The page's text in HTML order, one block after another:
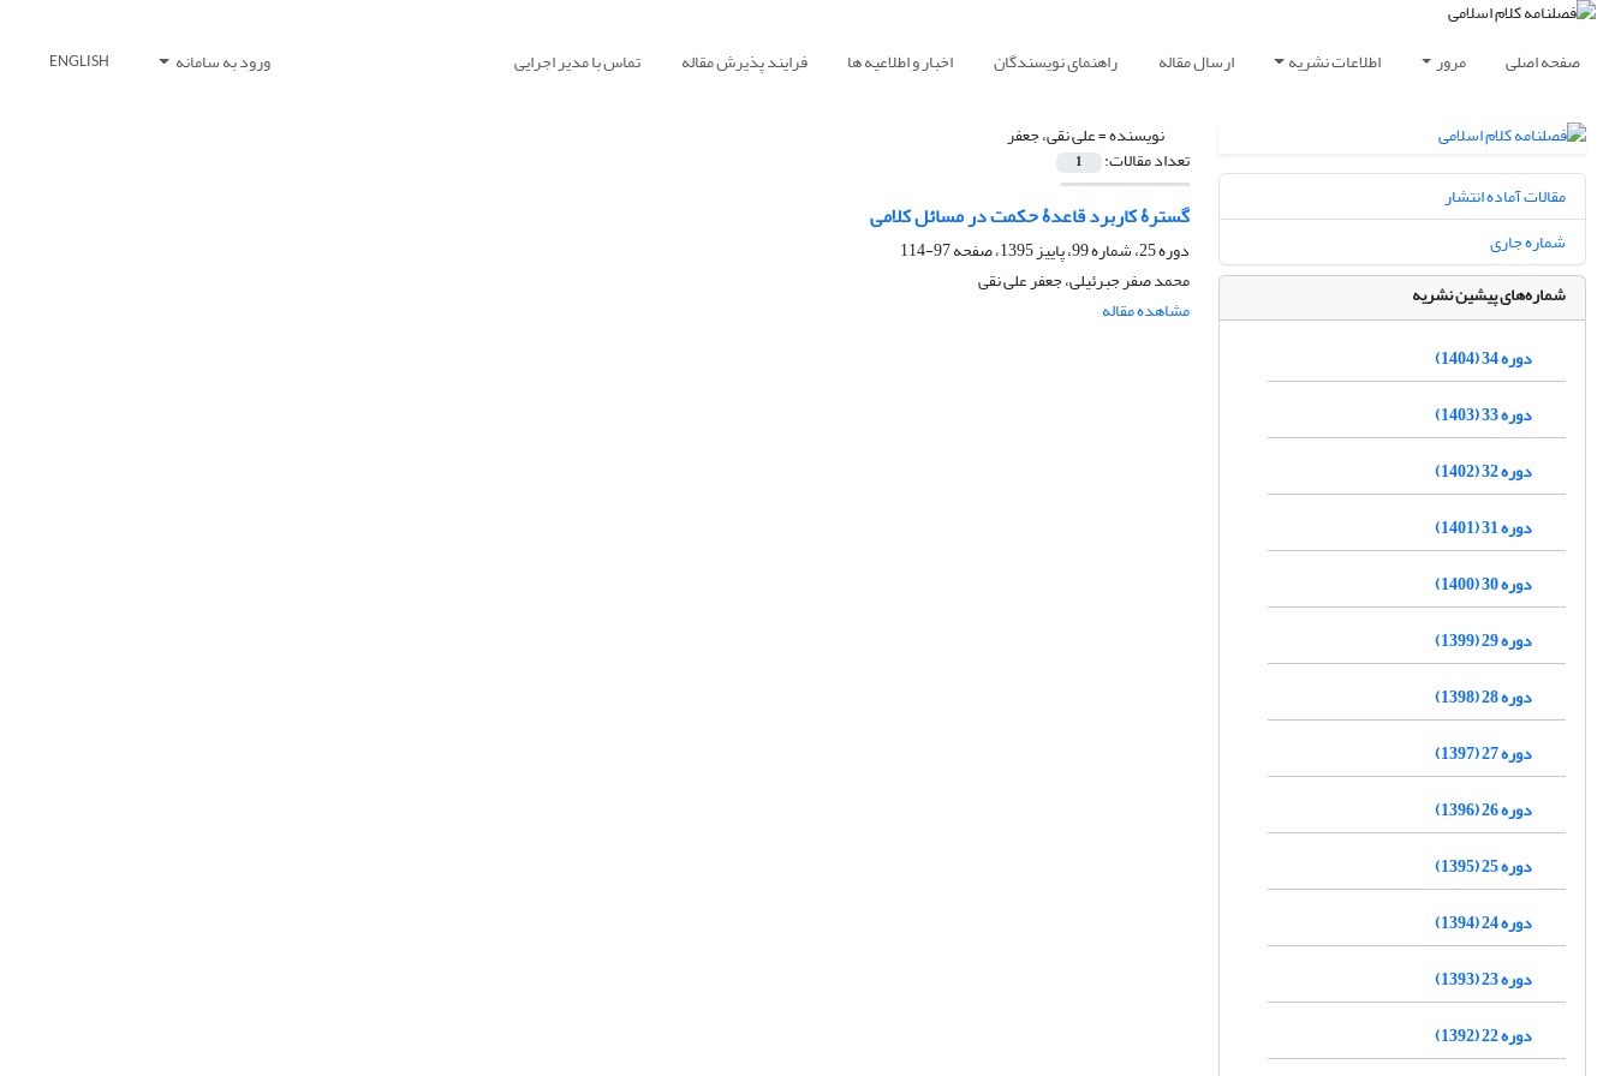
صفحه اصلی مرور اطلاعات نشریه ارسال مقاله راهنمای نویسندگان اخبار و اطلاعیه ها فرایند پذیرش مقاله تماس با مدیر اجرایی ورود به سامانه ENGLISH
نویسنده =علی نقی، جعفر
تعداد مقالات: 1
گسترۀ کاربرد قاعدۀ حکمت در مسائل کلامی
دوره 25، شماره 99، پاییز 1395، صفحه
97-114
محمد صفر جبرئیلی، جعفر علی نقی
مشاهده مقاله
مقالات آماده انتشار
شماره جاری
شماره‌های پیشین نشریه
دوره 34 (1404)
دوره 33 (1403)
دوره 32 (1402)
دوره 31 (1401)
دوره 30 (1400)
دوره 29 (1399)
دوره 28 (1398)
دوره 27 (1397)
دوره 26 (1396)
دوره 25 (1395)
دوره 24 (1394)
دوره 23 (1393)
دوره 22 (1392)